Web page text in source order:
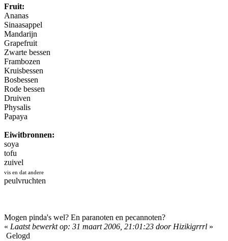
Fruit:
Ananas
Sinaasappel
Mandarijn
Grapefruit
Zwarte bessen
Frambozen
Kruisbessen
Bosbessen
Rode bessen
Druiven
Physalis
Papaya
Eiwitbronnen:
soya
tofu
zuivel
vis en dat andere
peulvruchten
Mogen pinda's wel? En paranoten en pecannoten?
« Laatst bewerkt op: 31 maart 2006, 21:01:23 door Hizikigrrrl »
Gelogd